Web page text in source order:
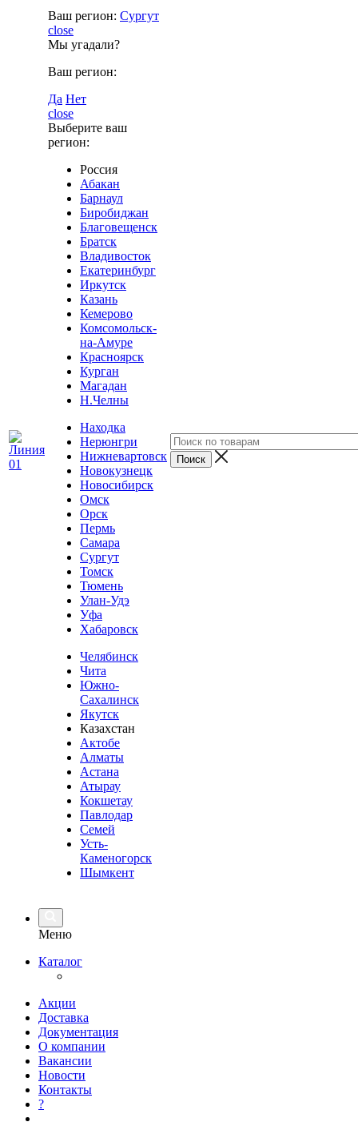
Ваш регион: Сургут
close
Мы угадали?
Ваш регион:
Да Нет
close
Выберите ваш
регион:
Россия
Абакан
Барнаул
Биробиджан
Благовещенск
Братск
Владивосток
Екатеринбург
Иркутск
Казань
Кемерово
Комсомольск-
на-Амуре
Красноярск
Курган
Магадан
Н.Челны
Находка
Нерюнгри
Нижневартовск
Новокузнецк
Новосибирск
Омск
Орск
Пермь
Самара
Сургут
Томск
Тюмень
Улан-Удэ
Уфа
Хабаровск
Челябинск
Чита
Южно-
Сахалинск
Якутск
Казахстан
Актобе
Алматы
Астана
Атырау
Кокшетау
Павлодар
Семей
Усть-
Каменогорск
Шымкент
Меню
Каталог
Акции
Доставка
Документация
О компании
Вакансии
Новости
Контакты
?